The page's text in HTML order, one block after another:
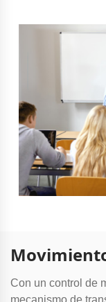
Con un control de
mecanismo de